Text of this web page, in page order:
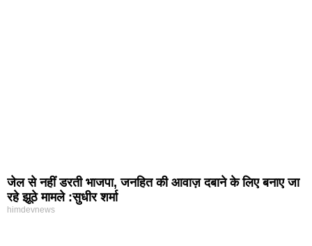
जेल से नहीं डरती भाजपा, जनहित की आवाज़ दबाने के लिए बनाए जा
रहे झूठे मामले :सुधीर शर्मा
himdevnews